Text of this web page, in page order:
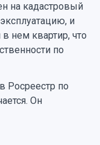
на кадастровый
и
в нем квартир, что
по
Росреестр по
Он